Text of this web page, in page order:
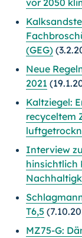
vor 2050
(GEG)
Neue
2021
Kaltziegel:
recyceltem
Interview
hinsichtlich
T6,5
MZ75-G: